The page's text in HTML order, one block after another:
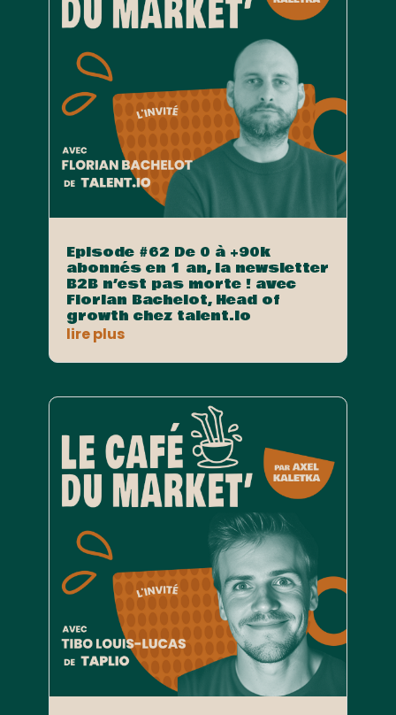
Episode #62 De 0 à +90k
abonnés en 1 an, la newsletter
B2B n’est pas morte ! avec
Florian Bachelot, Head of
growth chez talent.io
lire plus